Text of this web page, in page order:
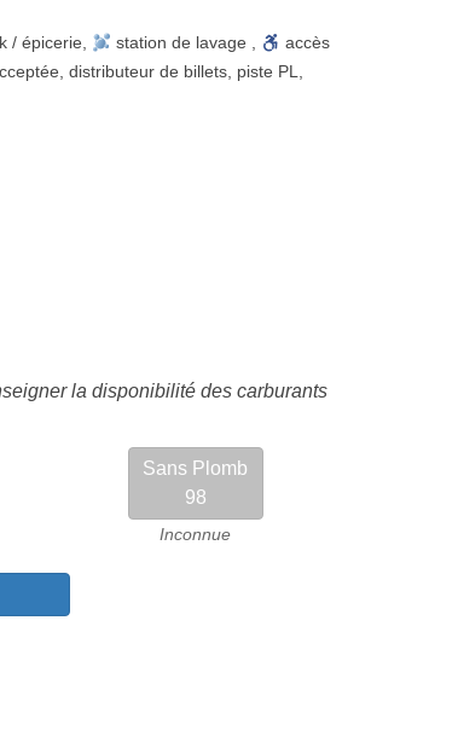
/ épicerie station de lavage
accès
distributeur de billets piste PL
la disponibilité des carburants
Sans Plomb
98
Inconnue